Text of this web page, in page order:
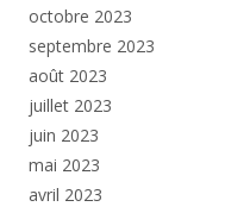
octobre 2023
septembre 2023
août 2023
juillet 2023
juin 2023
mai 2023
avril 2023